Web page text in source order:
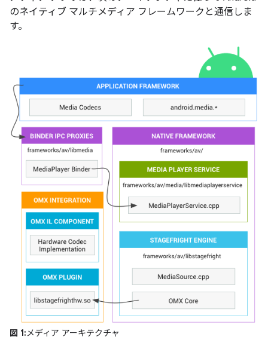
のネイティブ マルチメディア フレームワークと通信しま
す。
図 1:メディア アーキテクチャ